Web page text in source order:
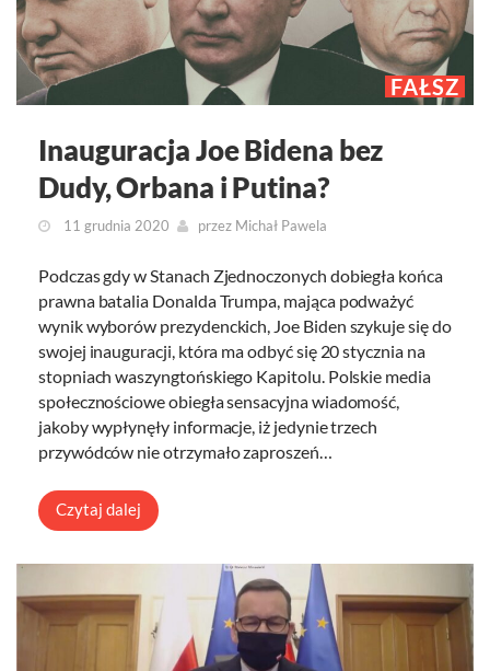
FAŁSZ
Inauguracja Joe Bidena bez
Dudy, Orbana i Putina?
11 grudnia 2020 przez Michał Pawela
Podczas gdy w Stanach Zjednoczonych dobiegła końca
prawna batalia Donalda Trumpa, mająca podważyć
wynik wyborów prezydenckich, Joe Biden szykuje się do
swojej inauguracji, która ma odbyć się 20 stycznia na
stopniach waszyngtońskiego Kapitolu. Polskie media
społecznościowe obiegła sensacyjna wiadomość,
jakoby wypłynęły informacje, iż jedynie trzech
przywódców nie otrzymało zaproszeń…
Czytaj dalej